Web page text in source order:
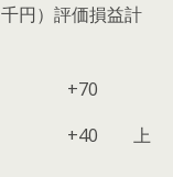
円）評価損益計
+70
+40 上